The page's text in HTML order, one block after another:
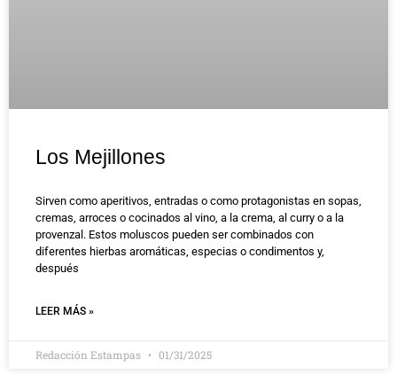
Los Mejillones
Sirven como aperitivos, entradas o como protagonistas en sopas,
cremas, arroces o cocinados al vino, a la crema, al curry o a la
provenzal. Estos moluscos pueden ser combinados con
diferentes hierbas aromáticas, especias o condimentos y,
después
LEER MÁS »
Redacción Estampas 01/31/2025